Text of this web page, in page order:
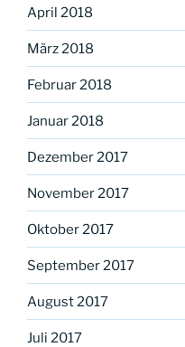
April 2018
März 2018
Februar 2018
Januar 2018
Dezember 2017
November 2017
Oktober 2017
September 2017
August 2017
Juli 2017